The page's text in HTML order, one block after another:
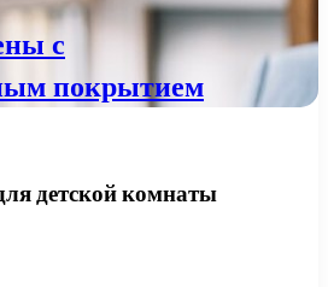
с
покрытием
детской комнаты